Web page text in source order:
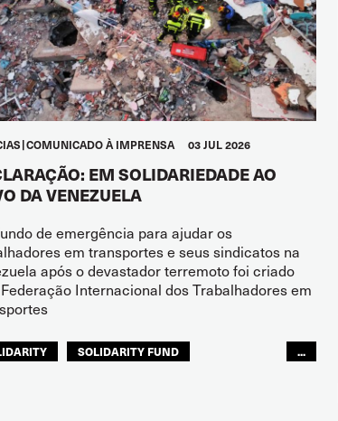
COMUNICADO À IMPRENSA 03 JUL 2026
EM SOLIDARIEDADE AO
DA VENEZUELA
de emergência para ajudar os
em transportes e seus sindicatos na
após o devastador terremoto foi criado
Internacional dos Trabalhadores em
SOLIDARITY FUND
...